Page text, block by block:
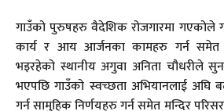
गाउँको पुरुषहरु वैदेशिक रोजगारमा गएकोले
कार्य र आय आर्जनका कामहरु गर्न समेत
भइरहेको स्थानीय अगुवा अनिता चौधरीले
भएपछि गाउँको स्वच्छता अभियानलाई अघि
गर्न सामुहिक निर्णयहरु गर्न समेत मन्दिर